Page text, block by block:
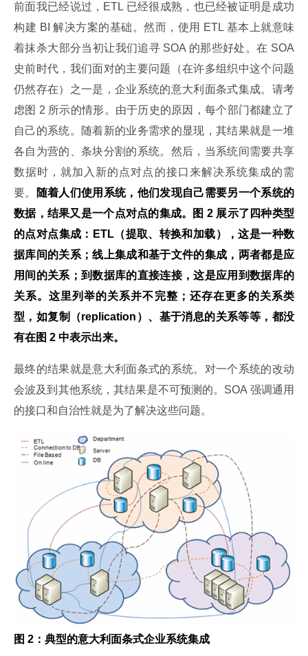
前面我已经说过，ETL 已经很成熟，也已经被证明是成功
构建 BI 解决方案的基础。然而，使用 ETL 基本上就意味
着抹杀大部分当初让我们追寻 SOA 的那些好处。在 SOA
史前时代，我们面对的主要问题（在许多组织中这个问题
仍然存在）之一是，企业系统的意大利面条式集成。请考
虑图 2 所示的情形。由于历史的原因，每个部门都建立了
自己的系统。随着新的业务需求的显现，其结果就是一堆
各自为营的、条块分割的系统。然后，当系统间需要共享
数据时，就加入新的点对点的接口来解决系统集成的需
要。
随着人们使用系统，他们发现自己需要另一个系统的
数据，结果又是一个点对点的集成。图 2 展示了四种类型
的点对点集成：ETL（提取、转换和加载），这是一种数
据库间的关系；线上集成和基于文件的集成，两者都是应
用间的关系；到数据库的直接连接，这是应用到数据库的
关系。这里列举的关系并不完整；还存在更多的关系类
型，如复制（replication）、基于消息的关系等等，都没
有在图 2 中表示出来。
最终的结果就是意大利面条式的系统。对一个系统的改动
会波及到其他系统，其结果是不可预测的。SOA 强调通用
的接口和自治性就是为了解决这些问题。
图 2：典型的意大利面条式企业系统集成